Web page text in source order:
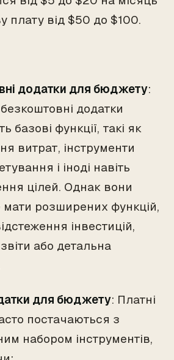
плату від $50 до $100.
додатки для бюджету:
додатки
базові функції, такі як
витрат, інструменти
і іноді навіть
цілей. Однак вони
розширених функцій,
інвестицій,
або детальна
для бюджету: Платні
постачаються з
набором інструментів,